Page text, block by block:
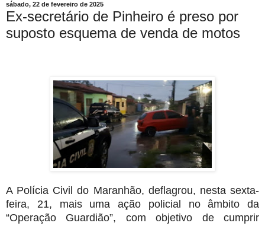
sábado, 22 de fevereiro de 2025
Ex-secretário de Pinheiro é preso por
suposto esquema de venda de motos
A Polícia Civil do Maranhão, deflagrou, nesta sexta-
feira, 21, mais uma ação policial no âmbito da
“Operação Guardião”, com objetivo de cumprir